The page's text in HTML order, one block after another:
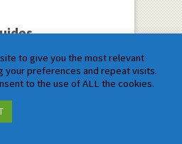
Study Guide
Path to Success
to give you the most relevant
your preferences and repeat visits.
to the use of ALL the cookies.